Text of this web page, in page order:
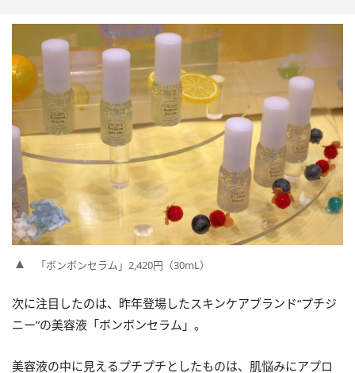
「ボンボンセラム」2,420円（30mL）
次に注目したのは、昨年登場したスキンケアブランド“プチジ
ニー”の美容液「ボンボンセラム」。
美容液の中に見えるプチプチとしたものは、肌悩みにアプロ